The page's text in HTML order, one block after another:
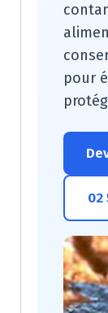
pour
02